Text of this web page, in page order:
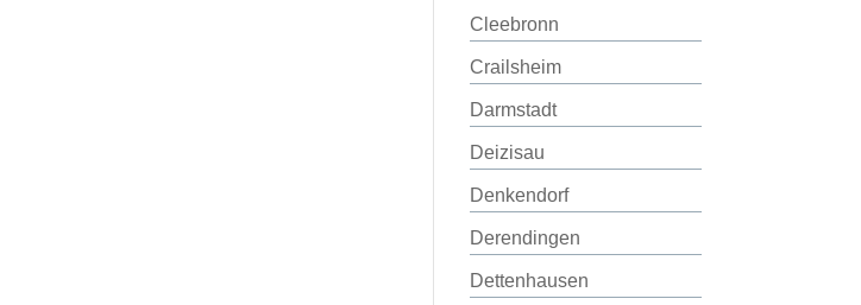
Cleebronn
Crailsheim
Darmstadt
Deizisau
Denkendorf
Derendingen
Dettenhausen